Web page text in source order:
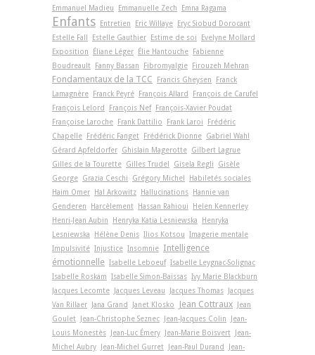
Emmanuel Madieu
Emmanuelle Zech Emna Ragama
Enfants Entretien Eric Willaye Eryc Siobud Dorocant
Estelle Fall
Estelle Gauthier Estime de soi
Evelyne Mollard
Exposition
Éliane Léger Élie Hantouche Fabienne
Boudreault Fanny Bassan Fibromyalgie Firouzeh Mehran
Fondamentaux de la TCC Francis Gheysen
Franck
Lamagnère Franck Peyré François Allard
François de Carufel
François Lelord
François Nef François-Xavier Poudat
Françoise Laroche Frank Dattilio Frank Laroi
Frédéric
Chapelle Frédéric Fanget Frédérick Dionne Gabriel Wahl
Gérard Apfeldorfer Ghislain Magerotte Gilbert Lagrue
Gilles de la Tourette Gilles Trudel Gisela Regli
Gisèle
George Grazia Ceschi Grégory Michel
Habiletés sociales
Haim Omer Hal Arkowitz Hallucinations Hannie van
Genderen
Harcèlement Hassan Rahioui
Helen Kennerley
Henri-Jean Aubin
Henryka Katia Lesniewska
Henryka
Lesniewska
Hélène Denis Ilios Kotsou Imagerie mentale
Impulsivité Injustice Insomnie Intelligence
émotionnelle Isabelle Leboeuf Isabelle Leygnac-Solignac
Isabelle Roskam Isabelle Simon-Baïssas Ivy Marie Blackburn
Jacques Lecomte Jacques Leveau Jacques Thomas Jacques
Van Rillaer Jana Grand Janet Klosko Jean Cottraux Jean
Goulet Jean-Christophe Seznec Jean-Jacques Colin
Jean-
Louis Monestès Jean-Luc Émery Jean-Marie Boisvert Jean-
Michel Aubry Jean-Michel Gurret Jean-Paul Durand
Jean-